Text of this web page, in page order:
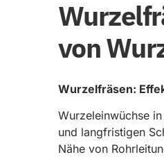
von
Wurzelfräsen:
Wurzeleinwüchse
und langfristigen
Nähe von